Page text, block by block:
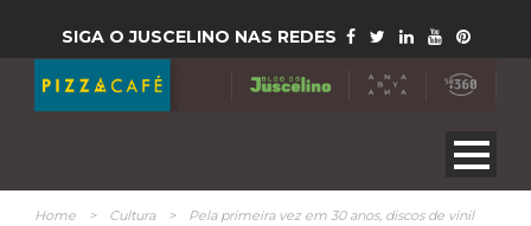
SIGA O JUSCELINO NAS REDES
Home > Cultura >
Pela primeira vez em 30 anos, discos de vinil